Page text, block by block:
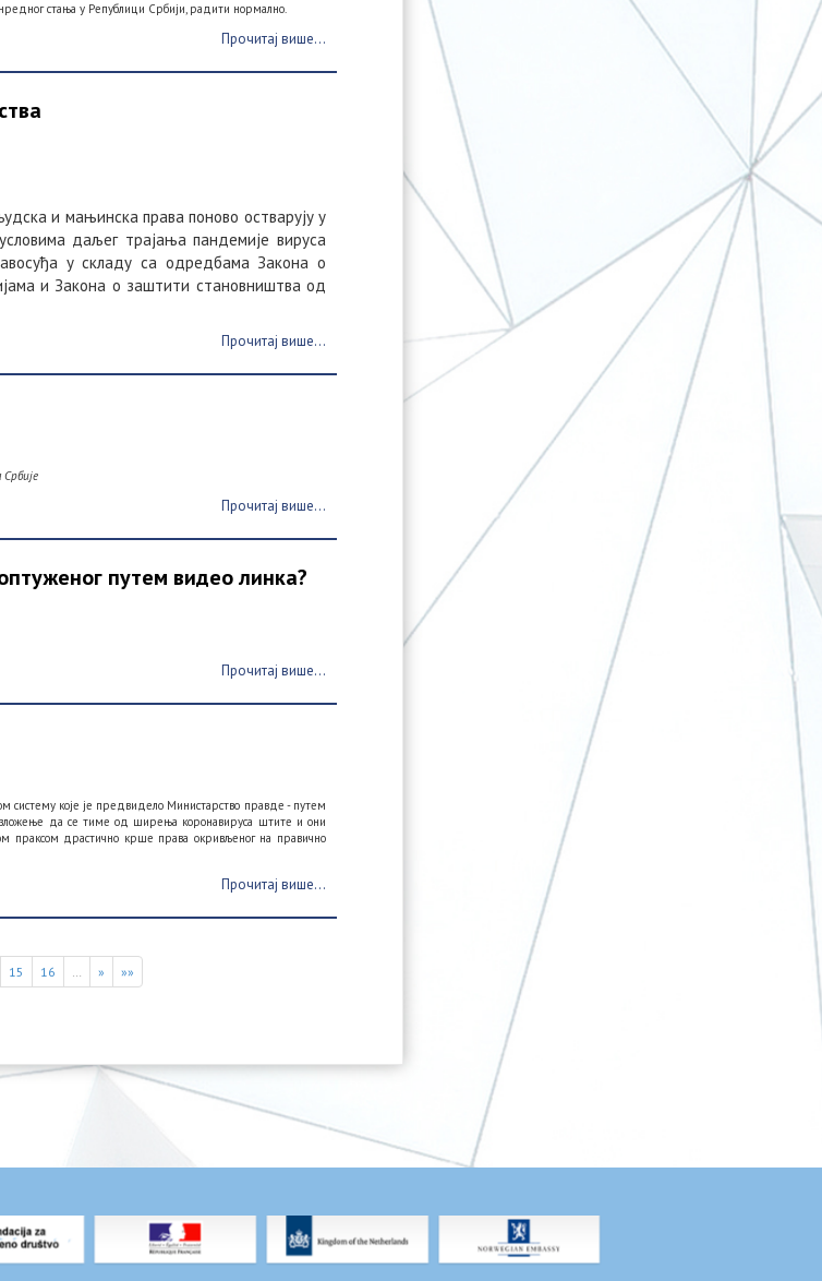
стања у Републици Србији, радити нормално.
Прочитај више...
и мањинска права поново остварују у
даљег трајања пандемије вируса
у складу са одредбама Закона о
и Закона о заштити становништва од
Прочитај више...
Прочитај више...
путем видео линка?
Прочитај више...
систему које је предвидело Министарство правде - путем
да се тиме од ширења коронавируса штите и они
праксом драстично крше права окривљеног на правично
Прочитај више...
15 16 … » »»